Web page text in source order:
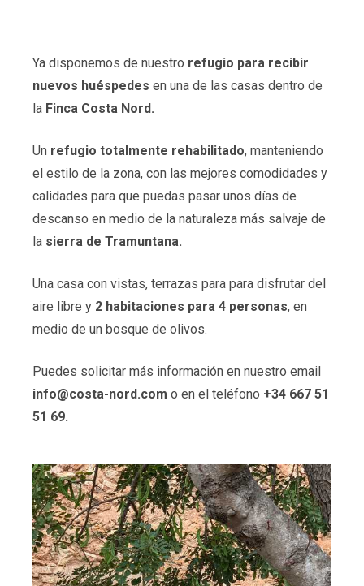
Ya disponemos de nuestro refugio para recibir
nuevos huéspedes en una de las casas dentro de
la Finca Costa Nord.
Un refugio totalmente rehabilitado, manteniendo
el estilo de la zona, con las mejores comodidades y
calidades para que puedas pasar unos días de
descanso en medio de la naturaleza más salvaje de
la sierra de Tramuntana.
Una casa con vistas, terrazas para para disfrutar del
aire libre y 2 habitaciones para 4 personas, en
medio de un bosque de olivos.
Puedes solicitar más información en nuestro email
info@costa-nord.com o en el teléfono +34 667 51
51 69.